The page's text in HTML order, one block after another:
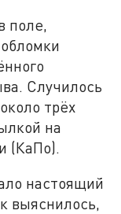
поле,
Случилось
трёх
на
(КаПо).
настоящий
выяснилось,